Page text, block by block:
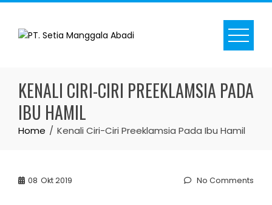
Skip
content
KENALI CIRI-CIRI PREEKLAMSIA PADA
IBU HAMIL
Home Kenali Ciri-Ciri Preeklamsia Pada Ibu Hamil
08 Okt 2019 No Comments